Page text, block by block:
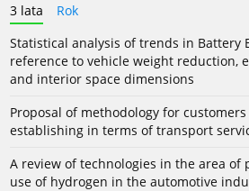
3 lata
Rok
Statistical analysis of trends in Battery
reference to vehicle weight reduction,
and interior space dimensions
Proposal of methodology for
establishing in terms of transport
A review of technologies in the area of
use of hydrogen in the automotive